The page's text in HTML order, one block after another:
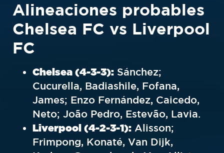
Alineaciones probables
Chelsea FC vs Liverpool
FC
Chelsea (4-3-3): Sánchez;
Cucurella, Badiashile, Fofana,
James; Enzo Fernández, Caicedo,
Neto; João Pedro, Estevão, Lavia.
Liverpool (4-2-3-1): Alisson;
Frimpong, Konaté, Van Dijk,